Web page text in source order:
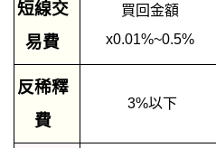
短線交
易費
買回金額
x0.01%~0.5%
反稀釋
費
3%以下